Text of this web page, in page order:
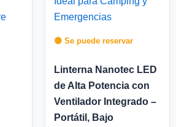
🟡 Se puede reservar
Linterna Nanotec LED
de Alta Potencia con
Ventilador Integrado –
Portátil, Bajo